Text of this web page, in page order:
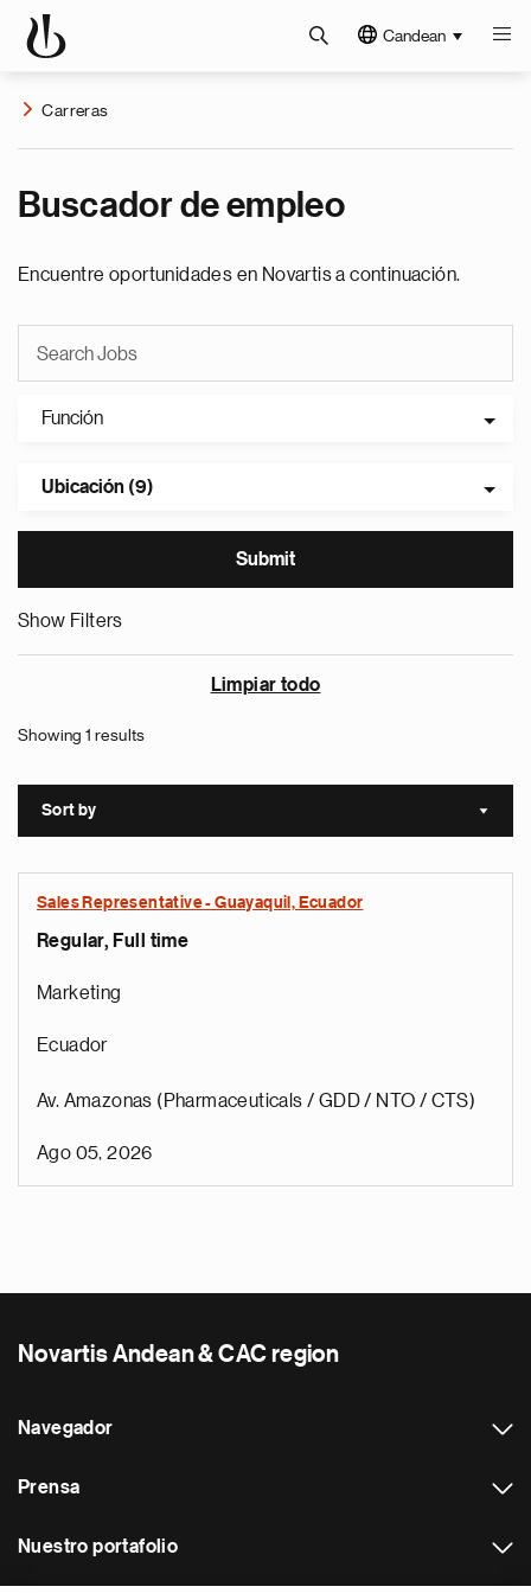
Candean
Carreras
Buscador de empleo
Encuentre oportunidades en Novartis a continuación.
Función
Ubicación (9)
Show Filters
Limpiar todo
Showing 1 results
Sort by Sort
Sales Representative - Guayaquil, Ecuador
Regular, Full time
Marketing
Ecuador
Av. Amazonas (Pharmaceuticals / GDD / NTO / CTS)
Ago 05, 2026
Novartis Andean & CAC region
Navegador
Prensa
Nuestro portafolio